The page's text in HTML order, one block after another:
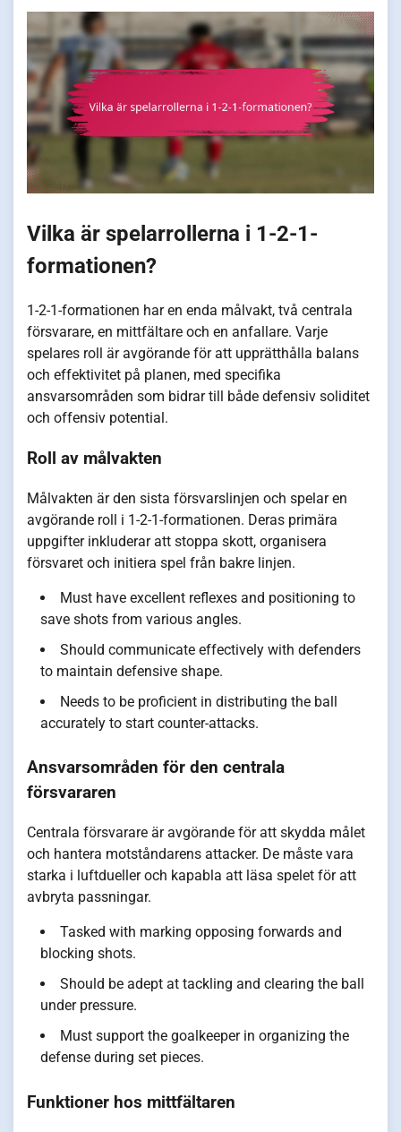
Vilka är spelarrollerna i 1-2-1-
formationen?
1-2-1-formationen har en enda målvakt, två centrala
försvarare, en mittfältare och en anfallare. Varje
spelares roll är avgörande för att upprätthålla balans
och effektivitet på planen, med specifika
ansvarsområden som bidrar till både defensiv soliditet
och offensiv potential.
Roll av målvakten
Målvakten är den sista försvarslinjen och spelar en
avgörande roll i 1-2-1-formationen. Deras primära
uppgifter inkluderar att stoppa skott, organisera
försvaret och initiera spel från bakre linjen.
Must have excellent reflexes and positioning to
save shots from various angles.
Should communicate effectively with defenders
to maintain defensive shape.
Needs to be proficient in distributing the ball
accurately to start counter-attacks.
Ansvarsområden för den centrala
försvararen
Centrala försvarare är avgörande för att skydda målet
och hantera motståndarens attacker. De måste vara
starka i luftdueller och kapabla att läsa spelet för att
avbryta passningar.
Tasked with marking opposing forwards and
blocking shots.
Should be adept at tackling and clearing the ball
under pressure.
Must support the goalkeeper in organizing the
defense during set pieces.
Funktioner hos mittfältaren